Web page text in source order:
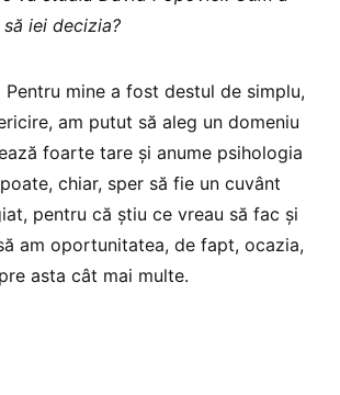
iei decizia?
Pentru mine a fost destul de simplu,
am putut să aleg un domeniu
foarte tare și anume psihologia
chiar, sper să fie un cuvânt
pentru că știu ce vreau să fac și
am oportunitatea, de fapt, ocazia,
asta cât mai multe.